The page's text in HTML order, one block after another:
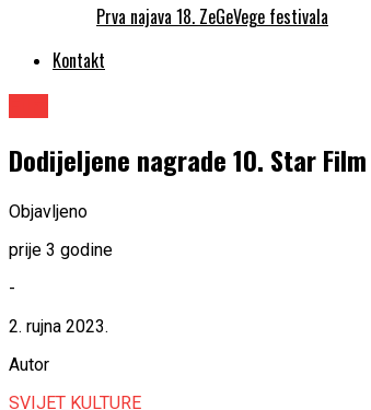
Prva najava 18. ZeGeVege festivala
Kontakt
Dodijeljene nagrade 10. Star
Objavljeno
prije 3 godine
-
2. rujna 2023.
Autor
SVIJET KULTURE